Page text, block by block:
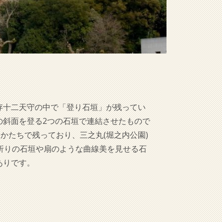
二天守の中で「登り石垣」が残ってい
面を登る2つの石垣で連結させたもので
たちで残っており、三之丸(堀之内公園)
の石垣や扇のような曲線美を見せる石
です。